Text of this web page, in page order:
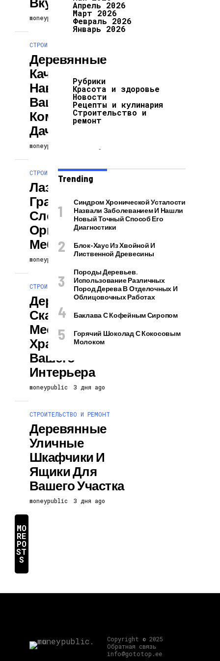
moneypublic 3 дня ago
СТРОИТЕЛЬСТВО И РЕМОНТ
Деревянные
Качели С
Навесом Для
Вашего
Комфорта На
Даче
moneypublic
СТРОИТЕЛЬСТВО И РЕМОНТ
Лазерная
Гравировка
Сложных
Орнаментов На
Мебели
moneypublic
СТРОИТЕЛЬСТВО И РЕМОНТ
Деревянные
Скамьи С
Местами Для
Хранения Для
Вашего
Интерьера
moneypublic 3 дня ago
СТРОИТЕЛЬСТВО И РЕМОНТ
Деревянные
Уличные
Шкафчики И
Ящики Для
Вашего Участка
moneypublic 3 дня ago
MO
RE
PO
ST
S
Апрель 2026
Март 2026
Февраль 2026
Январь 2026
Рубрики
Красота и здоровье
Новости
Рецепты и кулинария
Строительство и
ремонт
Trending
Синдром Хронической Усталости
Назвали Заболеванием И Нашли
Новый Точный Способ Его
Диагностики
Блок-Хаус Из Хвойной И
Лиственной Древесины
Породы Деревьев.
Использование Различных
Пород Дерева В Отделочных И
Облицовочных Работах
Баклава С Кофейным Сиропом
Горячий Шоколад С Кокосовым
Молоком
Copyright © 2025
Обратная связь
info@gototop.ee